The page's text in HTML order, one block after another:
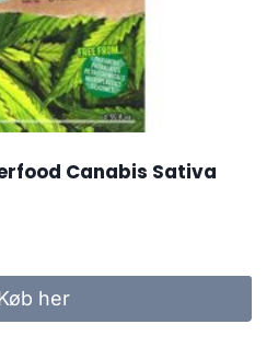
Canabis Sativa
her